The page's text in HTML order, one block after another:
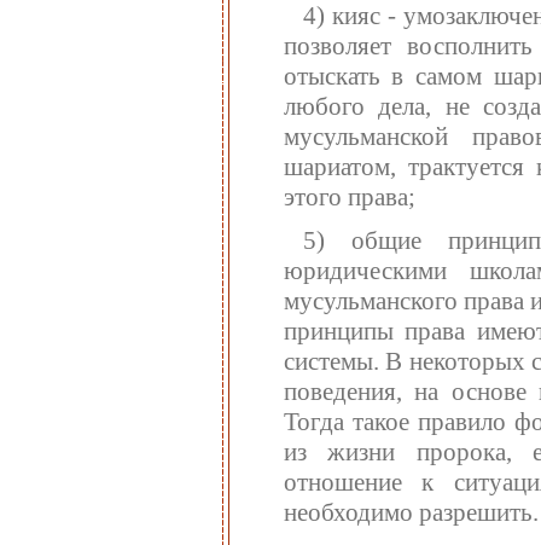
4) кияс -
позволяет
отыскать в самом
любого дела, не
мусульманской
шариатом,
этого права;
5) общие
юридическими
мусульманского права
принципы права
системы. В некоторых
поведения, на
Тогда такое правило
из жизни пророка,
отношение к
необходимо